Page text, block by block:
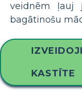
veidnēm ļauj
bagātinošu
KASTĪTE